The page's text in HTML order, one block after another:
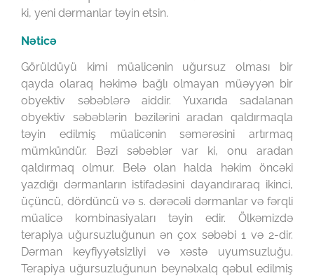
ki, yeni dərmanlar təyin etsin.
Nəticə
Görüldüyü kimi müalicənin uğursuz olması bir
qayda olaraq həkimə bağlı olmayan müəyyən bir
obyektiv səbəblərə aiddir. Yuxarıda sadalanan
obyektiv səbəblərin bəzilərini aradan qaldırmaqla
təyin edilmiş müalicənin səmərəsini artırmaq
mümkündür. Bəzi səbəblər var ki, onu aradan
qaldırmaq olmur. Belə olan halda həkim öncəki
yazdığı dərmanların istifadəsini dayandıraraq ikinci,
üçüncü, dördüncü və s. dərəcəli dərmanlar və fərqli
müalicə kombinasiyaları təyin edir. Ölkəmizdə
terapiya uğursuzluğunun ən çox səbəbi 1 və 2-dir.
Dərman keyfiyyətsizliyi və xəstə uyumsuzluğu.
Terapiya uğursuzluğunun beynəlxalq qəbul edilmiş